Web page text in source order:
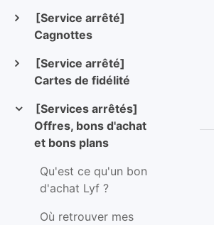
[Service arrêté]
Cagnottes
[Service arrêté]
Cartes de fidélité
[Services arrêtés]
Offres, bons d'achat
et bons plans
Qu'est ce qu'un bon
d'achat Lyf ?
Où retrouver mes